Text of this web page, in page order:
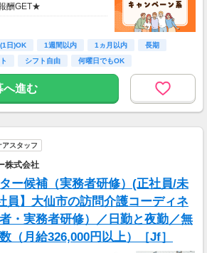
酬GET★
日)OK 1週間以内 1ヵ月以内
長期
シフト自由 何曜日でもOK
へ進む
アスタッフ
株式会社
ー候補（実務者研修）(正社員/未
員】大仙市の訪問介護コーディネ
・実務者研修）／日勤と夜勤／無
（月給326,000円以上）［Jf］